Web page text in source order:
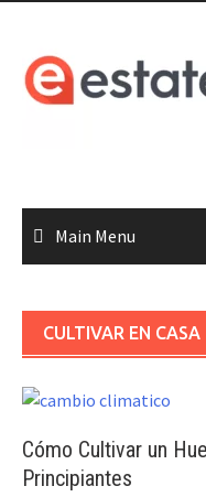
content
Main Menu
CULTIVAR EN CASA
Cómo Cultivar un
Principiantes